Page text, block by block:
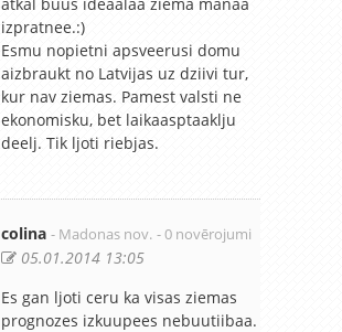
izpratnee.:)
Esmu nopietni apsveerusi domu
aizbraukt no Latvijas uz dziivi tur,
kur nav ziemas. Pamest valsti ne
ekonomisku, bet laikaasptaaklju
deelj. Tik ljoti riebjas.
colina - Madonas nov. - 0 novērojumi
05.01.2014 13:05
Es gan ljoti ceru ka visas ziemas
prognozes izkuupees nebuutiibaa.